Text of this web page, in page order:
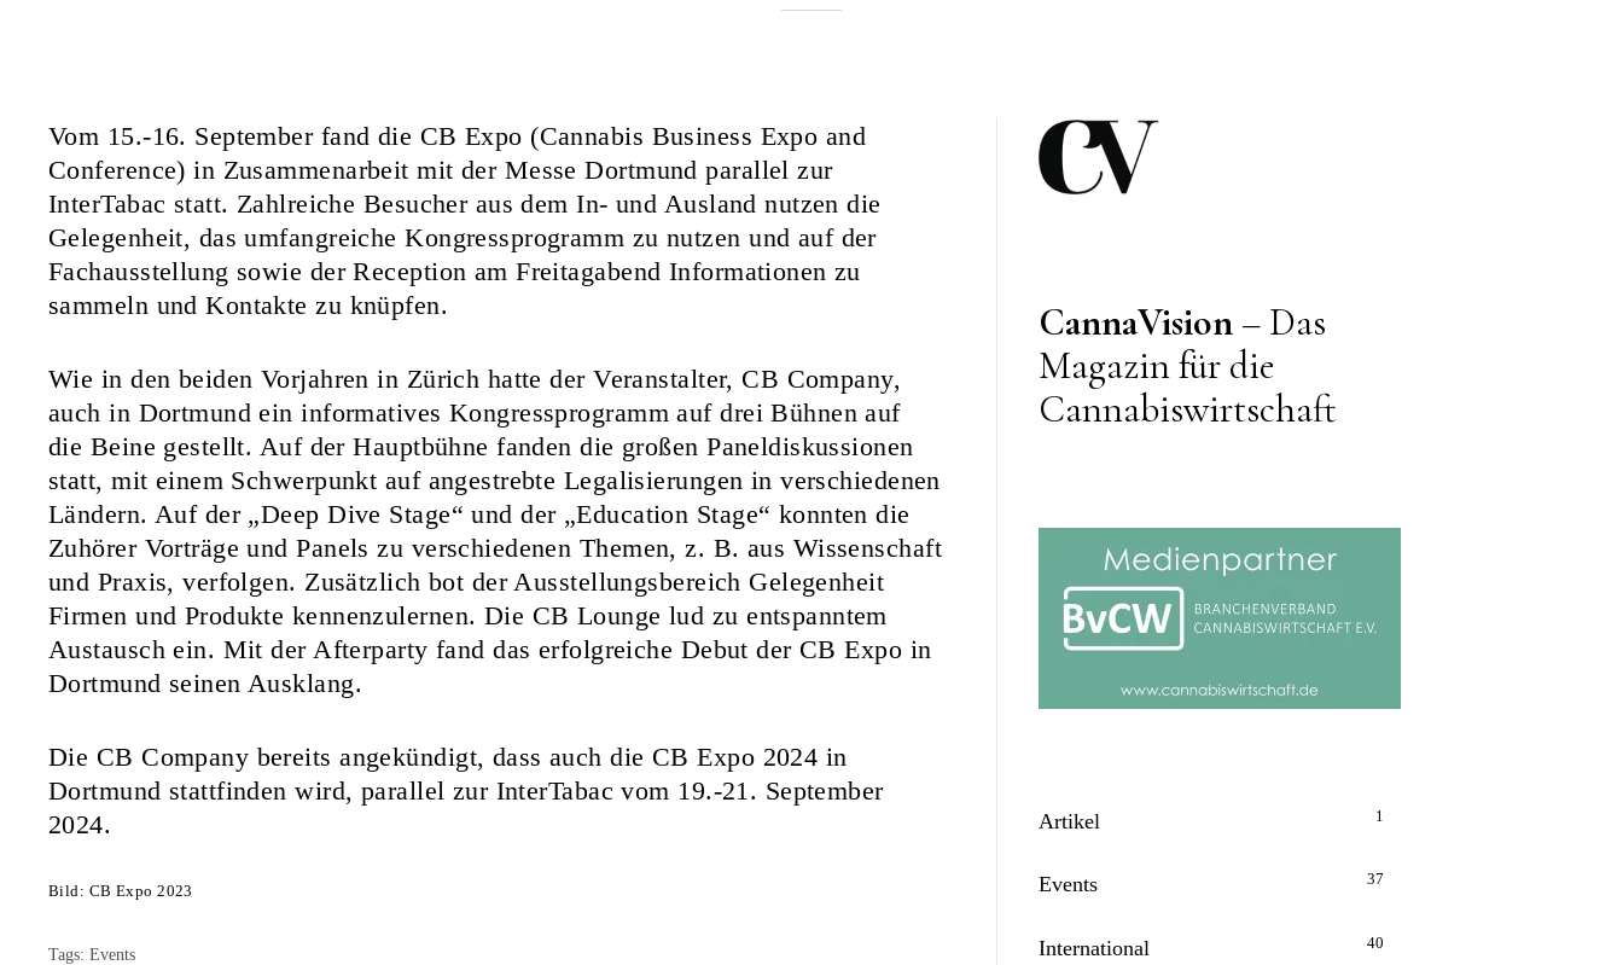
Vom 15.-16. September fand die CB Expo (Cannabis Business Expo and
Conference) in Zusammenarbeit mit der Messe Dortmund parallel zur
InterTabac statt. Zahlreiche Besucher aus dem In- und Ausland nutzen die
Gelegenheit, das umfangreiche Kongressprogramm zu nutzen und auf der
Fachausstellung sowie der Reception am Freitagabend Informationen zu
sammeln und Kontakte zu knüpfen.
Wie in den beiden Vorjahren in Zürich hatte der Veranstalter, CB Company,
auch in Dortmund ein informatives Kongressprogramm auf drei Bühnen auf
die Beine gestellt. Auf der Hauptbühne fanden die großen Paneldiskussionen
statt, mit einem Schwerpunkt auf angestrebte Legalisierungen in verschiedenen
Ländern. Auf der „Deep Dive Stage“ und der „Education Stage“ konnten die
Zuhörer Vorträge und Panels zu verschiedenen Themen, z. B. aus Wissenschaft
und Praxis, verfolgen. Zusätzlich bot der Ausstellungsbereich Gelegenheit
Firmen und Produkte kennenzulernen. Die CB Lounge lud zu entspanntem
Austausch ein. Mit der Afterparty fand das erfolgreiche Debut der CB Expo in
Dortmund seinen Ausklang.
Die CB Company bereits angekündigt, dass auch die CB Expo 2024 in
Dortmund stattfinden wird, parallel zur InterTabac vom 19.-21. September
2024.
Bild: CB Expo 2023
Tags: Events
CannaVision – Das
Magazin für die
Cannabiswirtschaft
Artikel 1
Events 37
International 40